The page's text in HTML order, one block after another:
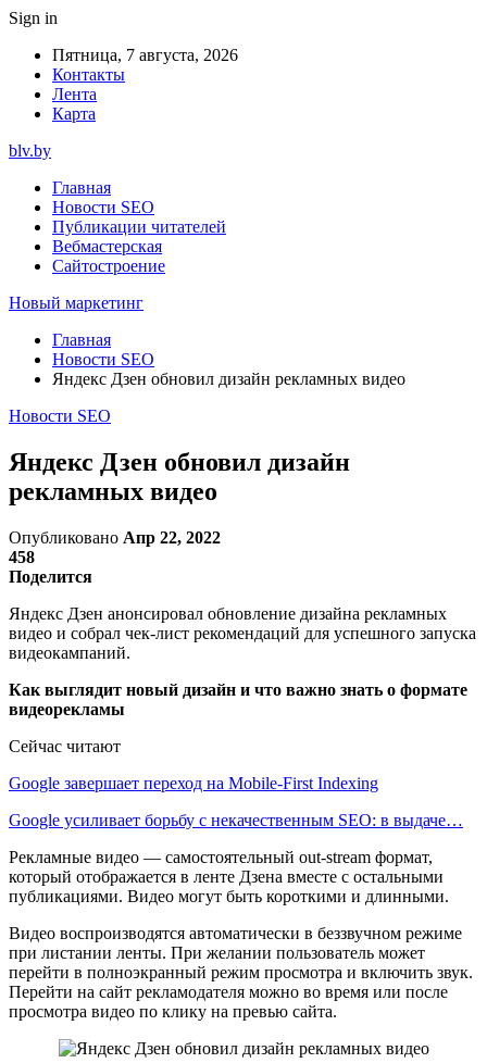
Sign in
Пятница, 7 августа, 2026
Контакты
Лента
Карта
blv.by
Главная
Новости SEO
Публикации читателей
Вебмастерская
Сайтостроение
Новый маркетинг
Главная
Новости SEO
Яндекс Дзен обновил дизайн рекламных видео
Новости SEO
Яндекс Дзен обновил дизайн
рекламных видео
Опубликовано Апр 22, 2022
458
Поделится
Яндекс Дзен анонсировал обновление дизайна рекламных
видео и собрал чек-лист рекомендаций для успешного запуска
видеокампаний.
Как выглядит новый дизайн и что важно знать о формате
видеорекламы
Сейчас читают
Google завершает переход на Mobile-First Indexing
Google усиливает борьбу с некачественным SEO: в выдаче…
Рекламные видео — самостоятельный out-stream формат,
который отображается в ленте Дзена вместе с остальными
публикациями. Видео могут быть короткими и длинными.
Видео воспроизводятся автоматически в беззвучном режиме
при листании ленты. При желании пользователь может
перейти в полноэкранный режим просмотра и включить звук.
Перейти на сайт рекламодателя можно во время или после
просмотра видео по клику на превью сайта.